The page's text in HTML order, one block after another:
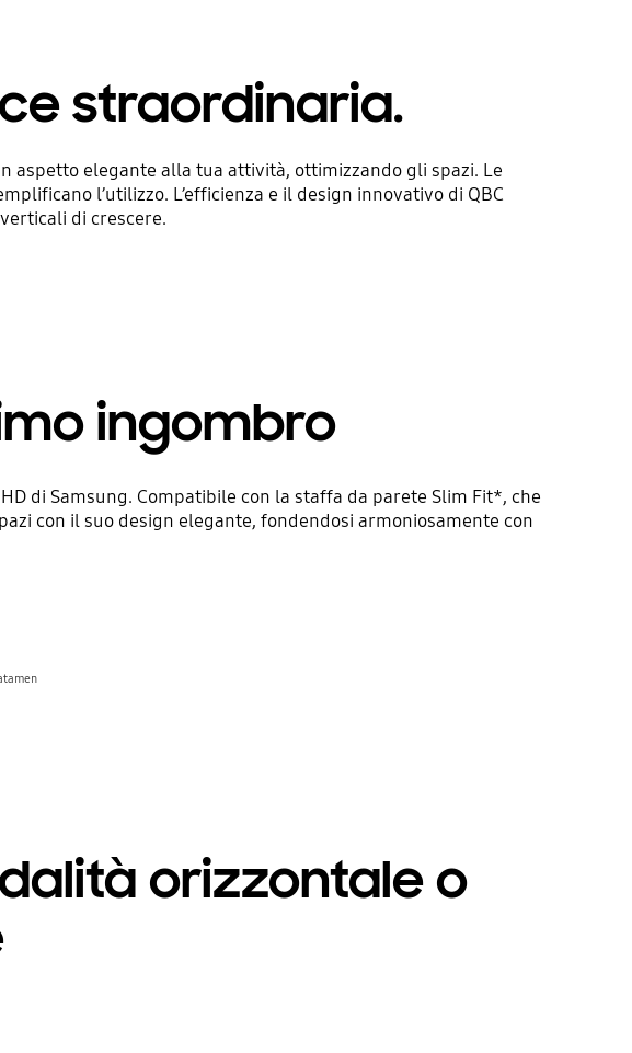
straordinaria.
aspetto elegante alla tua attività, ottimizzando gli spazi. Le
l’utilizzo. L’efficienza e il design innovativo di QBC
di crescere.
ingombro
di Samsung. Compatibile con la staffa da parete Slim Fit*, che
con il suo design elegante, fondendosi armoniosamente con
orizzontale o